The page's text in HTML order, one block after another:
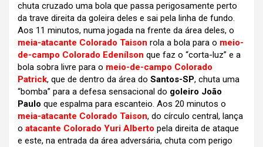
chuta cruzado uma bola que passa perigosamente perto
da trave direita da goleira deles e sai pela linha de fundo.
Aos 11 minutos, numa jogada na frente da área deles, o
meia-atacante Colorado Taison rola a bola para o meio-
de-campo Colorado Edenílson que faz o “corta-luz” e a
bola sobra livre para o meio-de-campo Colorado
Patrick, que de dentro da área do Santos-SP, chuta uma
“bomba” para a defesa sensacional do goleiro João
Paulo que espalma para escanteio. Aos 20 minutos o
meia-atacante Colorado Taison, do círculo central, lança
o atacante Colorado Yuri Alberto pela direita de ataque
e este, na entrada da área adversária, chuta com perigo